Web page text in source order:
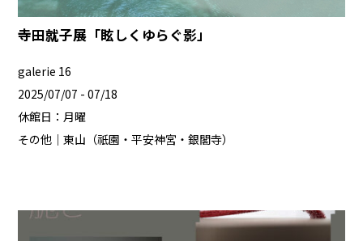
寺田就子展「眩しくゆらぐ影」
galerie 16
2025/07/07 - 07/18
休館日：月曜
その他｜東山（祇園・平安神宮・銀閣寺）